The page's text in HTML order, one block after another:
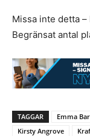
Missa inte detta
Begränsat antal
TAGGAR Emma
Kirsty Angrove